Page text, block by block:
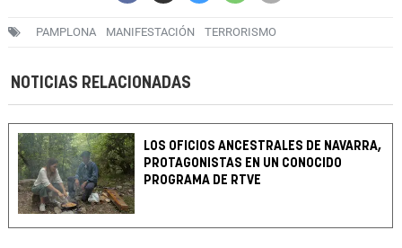
PAMPLONA MANIFESTACIÓN TERRORISMO
NOTICIAS RELACIONADAS
LOS OFICIOS ANCESTRALES DE NAVARRA,
PROTAGONISTAS EN UN CONOCIDO
PROGRAMA DE RTVE